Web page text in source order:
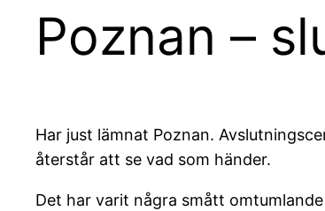
Poznan –
Har just lämnat Poznan.
återstår att se vad som händer.
Det har varit några smått